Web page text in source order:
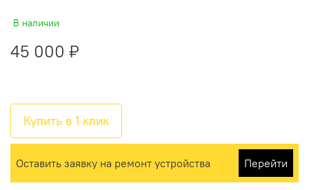
В наличии
45 000 ₽
Купить в 1 клик
Оставить заявку на ремонт устройства Перейти